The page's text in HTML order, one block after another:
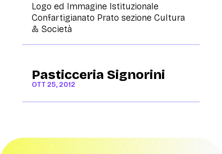
Logo ed Immagine Istituzionale
Confartigianato Prato sezione Cultura
& Società
Pasticceria Signorini
OTT 25, 2012